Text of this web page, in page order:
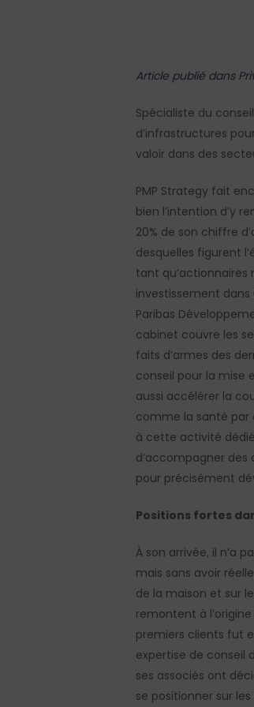
Hit enter to search or ESC to
Article publié dans
Spécialiste du
d’infrastructures
valoir dans des
PMP Strategy fait
bien l’intention d’y
20% de son chiffre
desquelles figurent
tant qu’actionnaires
investissement dans
Paribas
cabinet couvre les
faits d’armes des
conseil pour la mise
aussi accélérer la
comme la santé par
à cette activité
d’accompagner des
pour précisément
Positions fortes
À son arrivée, il n’a
mais sans avoir
de la maison et sur
remontent à
premiers clients fut
expertise de conseil
ses associés ont
se positionner sur